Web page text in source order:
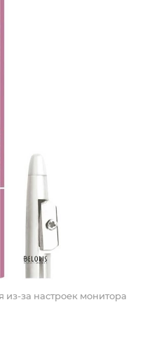
из-за настроек монитора